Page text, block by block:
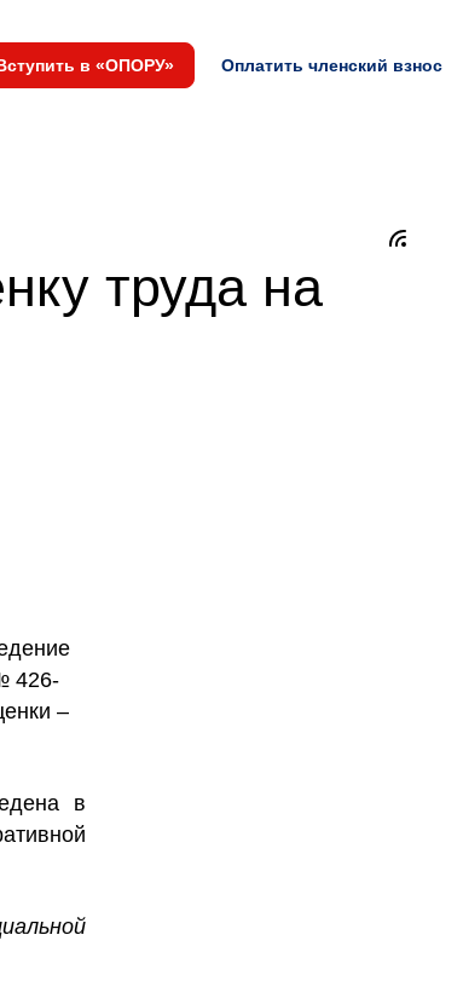
в «ОПОРУ» Оплатить членский взнос
труда на
426-
–
в